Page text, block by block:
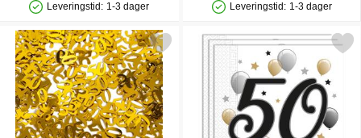
Produkttilgjengelighet: På lager
Leveringstid: 1-3 dager
Produkttilgjengelighet: På lager
Leveringstid: 1-3 dager
Merk gull Konfetti 50 år som favorittMerk milestone Happy Birthday